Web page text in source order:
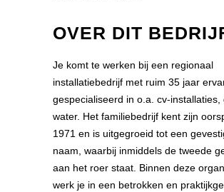
OVER DIT
Je komt te werken bij een regionaal
installatiebedrijf met ruim 35 jaar
gespecialiseerd in o.a. cv-installaties,
water. Het familiebedrijf kent zijn
1971 en is uitgegroeid tot een
naam, waarbij inmiddels de tweede
aan het roer staat. Binnen deze
werk je in een betrokken en